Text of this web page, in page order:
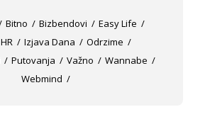
Bitno Bizbendovi
Easy Life
HR Izjava Dana
Odrzime
Putovanja Važno
Wannabe
Webmind